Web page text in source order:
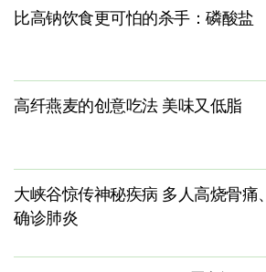
比高钠饮食更可怕的杀手：磷酸盐
高纤燕麦的创意吃法 美味又低脂
大峡谷惊传神秘疾病 多人高烧骨痛、
确诊肺炎